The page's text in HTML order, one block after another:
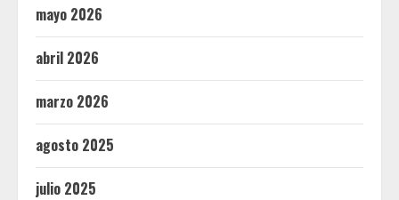
mayo 2026
abril 2026
marzo 2026
agosto 2025
julio 2025